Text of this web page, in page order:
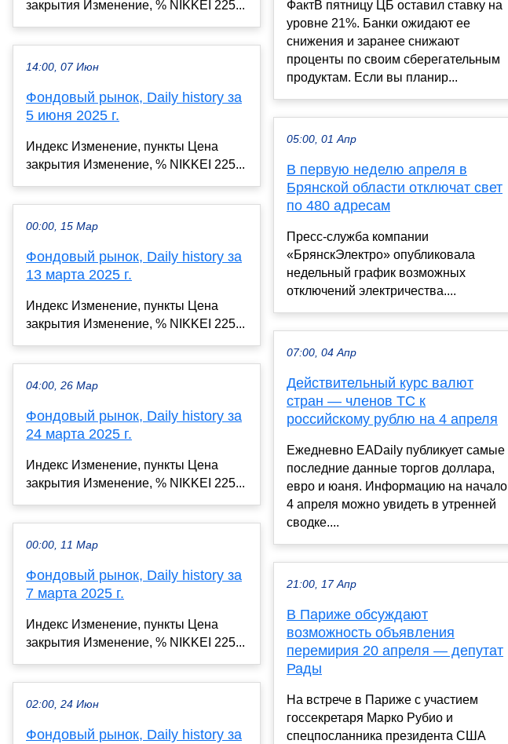
закрытия Изменение, % NIKKEI 225...
14:00, 07 Июн
Фондовый рынок, Daily history за
5 июня 2025 г.
Индекс Изменение, пункты Цена
закрытия Изменение, % NIKKEI 225...
00:00, 15 Мар
Фондовый рынок, Daily history за
13 марта 2025 г.
Индекс Изменение, пункты Цена
закрытия Изменение, % NIKKEI 225...
04:00, 26 Мар
Фондовый рынок, Daily history за
24 марта 2025 г.
Индекс Изменение, пункты Цена
закрытия Изменение, % NIKKEI 225...
00:00, 11 Мар
Фондовый рынок, Daily history за
7 марта 2025 г.
Индекс Изменение, пункты Цена
закрытия Изменение, % NIKKEI 225...
02:00, 24 Июн
Фондовый рынок, Daily history за
ФактВ пятницу ЦБ оставил ставку на
уровне 21%. Банки ожидают ее
снижения и заранее снижают
проценты по своим сберегательным
продуктам. Если вы планир...
05:00, 01 Апр
В первую неделю апреля в
Брянской области отключат свет
по 480 адресам
Пресс-служба компании
«БрянскЭлектро» опубликовала
недельный график возможных
отключений электричества....
07:00, 04 Апр
Действительный курс валют
стран — членов ТС к
российскому рублю на 4 апреля
Ежедневно EADaily публикует самые
последние данные торгов доллара,
евро и юаня. Информацию на начало
4 апреля можно увидеть в утренней
сводке....
21:00, 17 Апр
В Париже обсуждают
возможность объявления
перемирия 20 апреля — депутат
Рады
На встрече в Париже с участием
госсекретаря Марко Рубио и
спецпосланника президента США